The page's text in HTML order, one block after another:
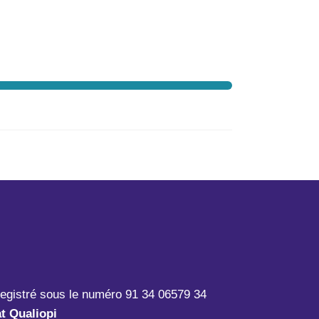
sous le numéro 91 34 06579 34
Qualiopi